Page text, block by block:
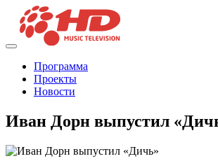
Программа
Проекты
Новости
Иван Дорн выпустил